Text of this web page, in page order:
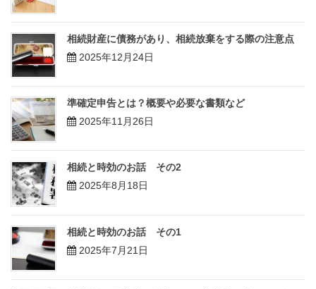
相続財産に債務があり、相続放棄をする際の注意点
2025年12月24日
準確定申告とは？概要や必要な書類など
2025年11月26日
相続と時効のお話 その2
2025年8月18日
相続と時効のお話 その1
2025年7月21日